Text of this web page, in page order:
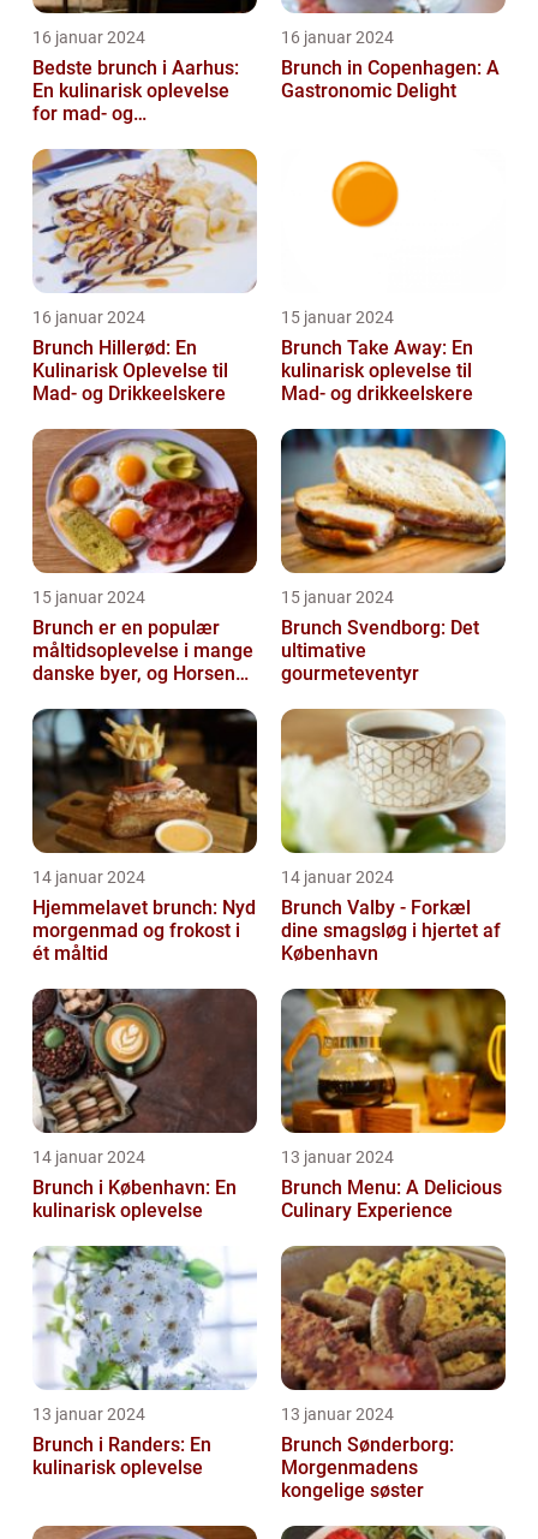
16 januar 2024
Bedste brunch i Aarhus:
En kulinarisk oplevelse
for mad- og
16 januar 2024
Brunch in Copenhagen: A
Gastronomic Delight
16 januar 2024
Brunch Hillerød: En
Kulinarisk Oplevelse til
Mad- og Drikkeelskere
15 januar 2024
Brunch Take Away: En
kulinarisk oplevelse til
Mad- og drikkeelskere
15 januar 2024
Brunch er en populær
måltidsoplevelse i mange
danske byer, og Horsens
15 januar 2024
Brunch Svendborg: Det
ultimative
gourmeteventyr
14 januar 2024
Hjemmelavet brunch: Nyd
morgenmad og frokost i
ét måltid
14 januar 2024
Brunch Valby - Forkæl
dine smagsløg i hjertet af
København
14 januar 2024
Brunch i København: En
kulinarisk oplevelse
13 januar 2024
Brunch Menu: A Delicious
Culinary Experience
13 januar 2024
Brunch i Randers: En
kulinarisk oplevelse
13 januar 2024
Brunch Sønderborg:
Morgenmadens
kongelige søster